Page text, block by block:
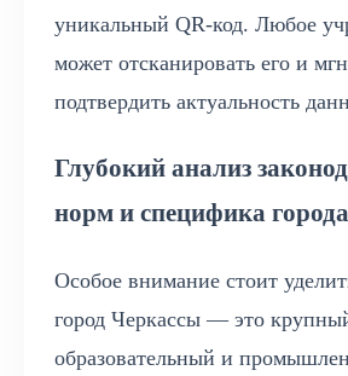
уникальный QR-код. Любое
может отсканировать его и
подтвердить актуальность
Глубокий анализ
норм и специфика
Особое внимание стоит
город Черкассы — это
образовательный и